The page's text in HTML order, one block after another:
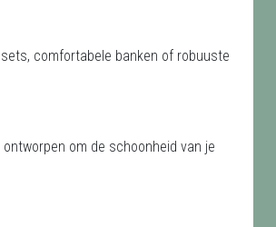
comfortabele banken of robuuste
om de schoonheid van je